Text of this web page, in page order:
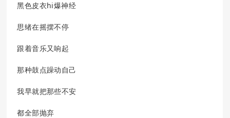
黑色皮衣hi爆神经
思绪在摇摆不停
跟着音乐又响起
那种鼓点躁动自己
我早就把那些不安
都全部抛弃